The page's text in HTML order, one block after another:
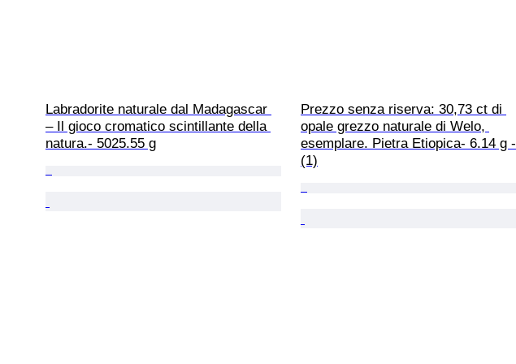
Labradorite naturale dal Madagascar
– Il gioco cromatico scintillante della
natura.- 5025.55 g
Prezzo senza riserva: 30,73 ct di
opale grezzo naturale di Welo,
esemplare. Pietra Etiopica- 6.14 g -
(1)